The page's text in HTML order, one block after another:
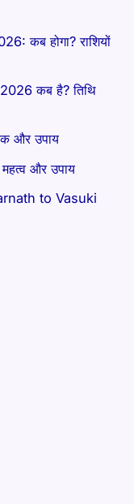
कब होगा? राशियों
कब है? तिथि
और उपाय
और उपाय
to Vasuki